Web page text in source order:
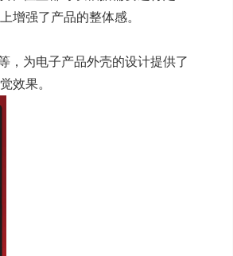
增强了产品的整体感。
，为电子产品外壳的设计提供了
效果。